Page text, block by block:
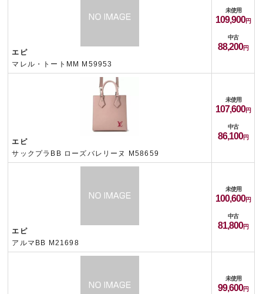
エピ
マレル・トートMM M59953
未使用
109,900
中古
88,200
エピ
サックプラBB ローズバレリーヌ M58659
未使用
107,600
中古
86,100
エピ
アルマBB M21698
未使用
100,600
中古
81,800
未使用
99,600